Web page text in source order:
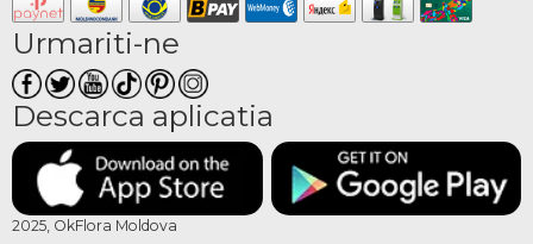
Urmariti-ne
Descarca aplicatia
2025, OkFlora Moldova